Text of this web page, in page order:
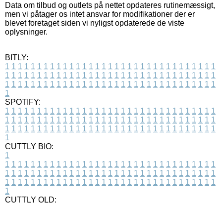
Data om tilbud og outlets på nettet opdateres rutinemæssigt,
men vi påtager os intet ansvar for modifikationer der er
blevet foretaget siden vi nyligst opdaterede de viste
oplysninger.
BITLY:
1 1 1 1 1 1 1 1 1 1 1 1 1 1 1 1 1 1 1 1 1 1 1 1 1 1 1 1 1 1 1 1 1
1 1 1 1 1 1 1 1 1 1 1 1 1 1 1 1 1 1 1 1 1 1 1 1 1 1 1 1 1 1 1 1 1
1 1 1 1 1 1 1 1 1 1 1 1 1 1 1 1 1 1 1 1 1 1 1 1 1 1 1 1 1 1 1 1 1
1
SPOTIFY:
1 1 1 1 1 1 1 1 1 1 1 1 1 1 1 1 1 1 1 1 1 1 1 1 1 1 1 1 1 1 1 1 1
1 1 1 1 1 1 1 1 1 1 1 1 1 1 1 1 1 1 1 1 1 1 1 1 1 1 1 1 1 1 1 1 1
1 1 1 1 1 1 1 1 1 1 1 1 1 1 1 1 1 1 1 1 1 1 1 1 1 1 1 1 1 1 1 1 1
1
CUTTLY BIO:
1
1 1 1 1 1 1 1 1 1 1 1 1 1 1 1 1 1 1 1 1 1 1 1 1 1 1 1 1 1 1 1 1 1
1 1 1 1 1 1 1 1 1 1 1 1 1 1 1 1 1 1 1 1 1 1 1 1 1 1 1 1 1 1 1 1 1
1 1 1 1 1 1 1 1 1 1 1 1 1 1 1 1 1 1 1 1 1 1 1 1 1 1 1 1 1 1 1 1 1
1
CUTTLY OLD: